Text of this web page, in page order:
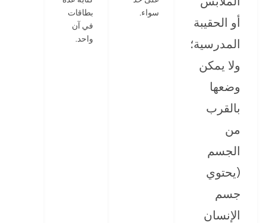
أو الحقيبة
المدرسية؛
ولا يمكن
وضعها
بالقرب
من
الجسم
(يحتوي
جسم
الإنسان
سواء.
بطاقات
في آن
واحد.